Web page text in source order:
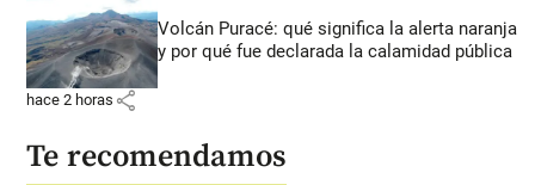
Volcán Puracé: qué significa la alerta naranja
y por qué fue declarada la calamidad pública
hace 2 horas share
Te recomendamos